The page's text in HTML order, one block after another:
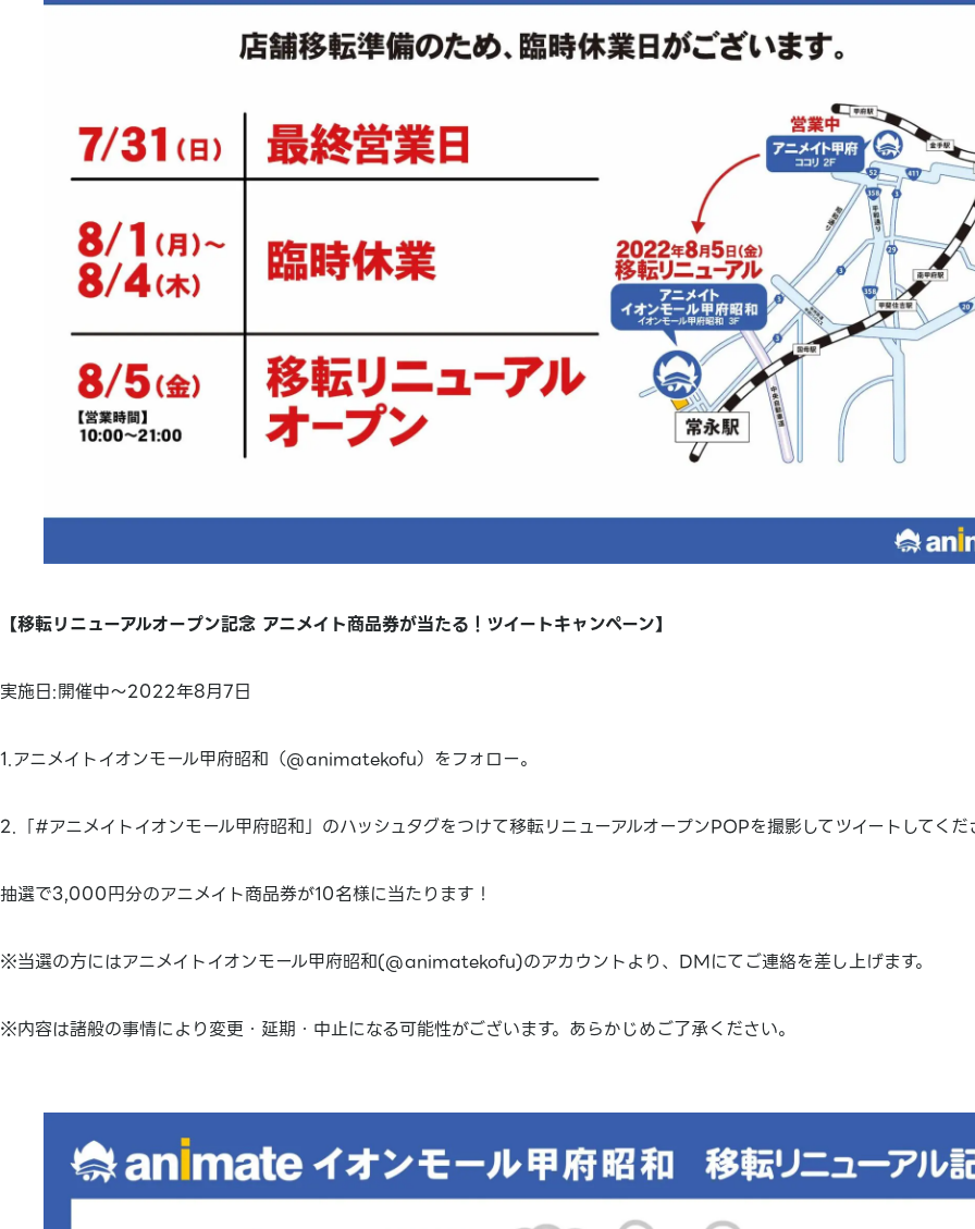
【移転リニューアルオープン記念 アニメイト商品券が当たる！ツイートキャンペーン】
実施日:開催中～2022年8月7日
1.アニメイトイオンモール甲府昭和（@animatekofu）をフォロー。
2.「#アニメイトイオンモール甲府昭和」のハッシュタグをつけて移転リニューアルオープンPOPを撮影してツイートしてくだ
抽選で3,000円分のアニメイト商品券が10名様に当たります！
※当選の方にはアニメイトイオンモール甲府昭和(@animatekofu)のアカウントより、DMにてご連絡を差し上げます。
※内容は諸般の事情により変更・延期・中止になる可能性がございます。あらかじめご了承ください。